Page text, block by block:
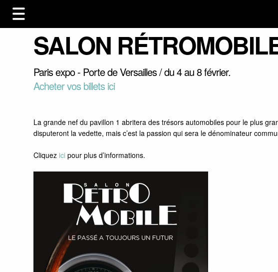
SALON
Paris expo - Porte de Versailles / du 4 au 8 février.
Acheter vos billets ici
La grande nef du pavillon 1 abritera des trésors automobiles pour le plus
disputeront la vedette, mais c’est la passion qui sera le dénominateur
Cliquezici pour plus d’informations.